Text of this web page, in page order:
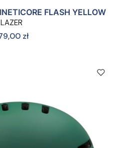
FLASH YELLOW
LAZER
zł